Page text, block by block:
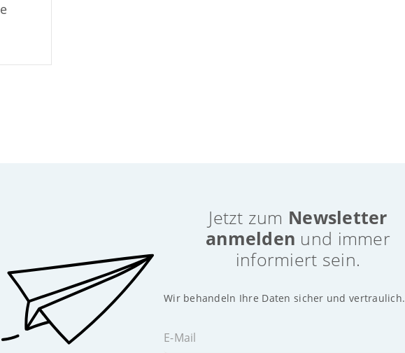
Jetzt zum Newsletter
anmelden und immer
informiert sein.
Wir behandeln Ihre Daten sicher und vertraulich.
E-Mail